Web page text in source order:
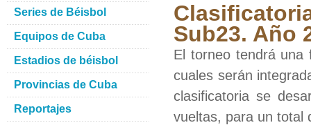
Sub23. Año
El torneo tendrá una
cuales serán
clasificatoria se
vueltas, para un total
Series de Béisbol
Equipos de Cuba
Estadios de béisbol
Provincias de Cuba
Reportajes